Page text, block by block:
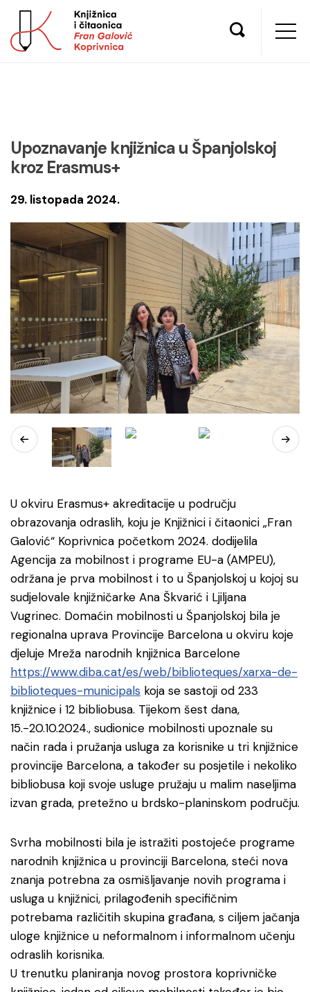
Upoznavanje knjižnica u Španjolskoj
kroz Erasmus+
29. listopada 2024.
U okviru Erasmus+ akreditacije u području
obrazovanja odraslih, koju je Knjižnici i čitaonici „Fran
Galović“ Koprivnica početkom 2024. dodijelila
Agencija za mobilnost i programe EU-a (AMPEU),
održana je prva mobilnost i to u Španjolskoj u kojoj su
sudjelovale knjižničarke Ana Škvarić i Ljiljana
Vugrinec. Domaćin mobilnosti u Španjolskoj bila je
regionalna uprava Provincije Barcelona u okviru koje
djeluje Mreža narodnih knjižnica Barcelone
https://www.diba.cat/es/web/biblioteques/xarxa-de-
biblioteques-municipals koja se sastoji od 233
knjižnice i 12 bibliobusa. Tijekom šest dana,
15.-20.10.2024., sudionice mobilnosti upoznale su
način rada i pružanja usluga za korisnike u tri knjižnice
provincije Barcelona, a također su posjetile i nekoliko
bibliobusa koji svoje usluge pružaju u malim naseljima
izvan grada, pretežno u brdsko-planinskom području.
Svrha mobilnosti bila je istražiti postojeće programe
narodnih knjižnica u provinciji Barcelona, steći nova
znanja potrebna za osmišljavanje novih programa i
usluga u knjižnici, prilagođenih specifičnim
potrebama različitih skupina građana, s ciljem jačanja
uloge knjižnice u neformalnom i informalnom učenju
odraslih korisnika.
U trenutku planiranja novog prostora koprivničke